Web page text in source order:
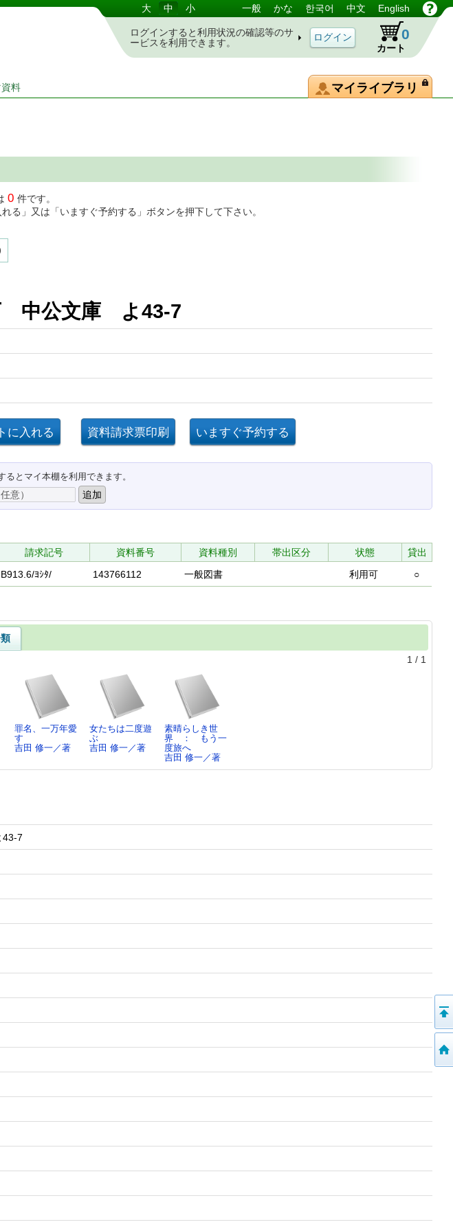
大 中 小 一般 かな 한국어 中文 English
ログインすると利用状況の確認等のサ
ービスを利用できます。
カート
0
料 マイライブラリ
0 件です。
る」又は「いますぐ予約する」ボタンを押下して下さい。
中公文庫 よ43-7
るとマイ本棚を利用できます。
請求記号 資料番号 資料種別 帯出区分 状態
貸出
B913.6/ﾖｼﾀ/ 143766112 一般図書 利用可 ○
1 / 1
罪名、一万年愛
す
吉田 修一／著
女たちは二度遊
ぶ
吉田 修一／著
素晴らしき世
界 ： もう一
度旅へ
吉田 修一／著
よ43-7